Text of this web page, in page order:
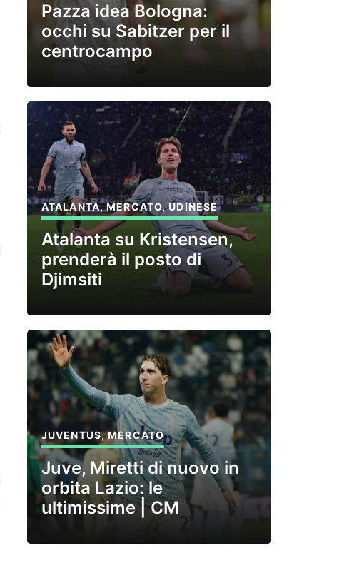
Pazza idea Bologna:
occhi su Sabitzer per il
centrocampo
ATALANTA,MERCATO,UDINESE
Atalanta su Kristensen,
prenderà il posto di
Djimsiti
JUVENTUS,MERCATO
Juve, Miretti di nuovo in
orbita Lazio: le
ultimissime | CM